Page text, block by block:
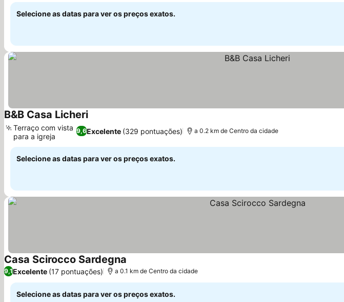
Selecione as datas para ver os preços exatos.
B&B Casa LicheriVer preços
9,6Excelente (329 pontuações)
Terraço com vista
para a igreja
a 0.2 km de Centro da cidade
Selecione as datas para ver os preços exatos.
Casa Scirocco Sardegna
9,1Excelente (17 pontuações) a 0.1 km de Centro da cidade
Selecione as datas para ver os preços exatos.